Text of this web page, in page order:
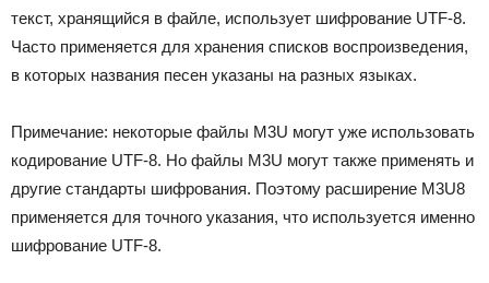
текст, хранящийся в файле, использует шифрование UTF-8.
Часто применяется для хранения списков воспроизведения,
в которых названия песен указаны на разных языках.
Примечание: некоторые файлы M3U могут уже использовать
кодирование UTF-8. Но файлы M3U могут также применять и
другие стандарты шифрования. Поэтому расширение M3U8
применяется для точного указания, что используется именно
шифрование UTF-8.